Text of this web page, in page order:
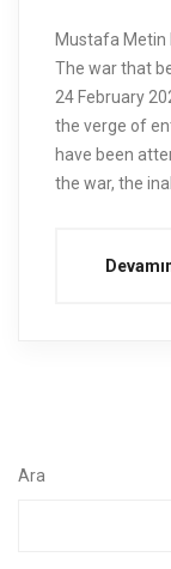
Mustafa Metin
The war that
24 February
the verge of
have been
the war, the
Ara